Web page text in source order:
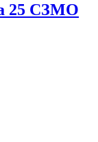
25 СЗМО